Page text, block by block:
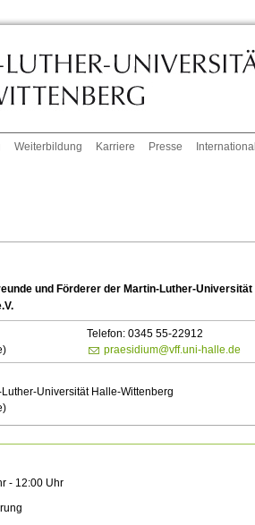
Weiterbildung Karriere Presse International
und Förderer der Martin-Luther-Universität
Telefon: 0345 55-22912
praesidium@vff.uni-halle.de
Luther-Universität Halle-Wittenberg
- 12:00 Uhr